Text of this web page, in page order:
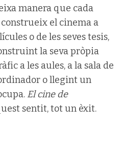
manera que cada
el cinema a
o de les seves tesis,
la seva pròpia
a les aules, a la sala de
o llegint un
El cine de
sentit, tot un èxit.